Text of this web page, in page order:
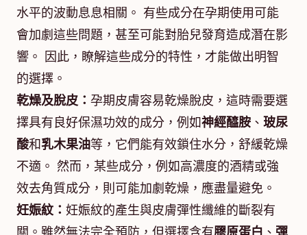
水平的波動息息相關。 有些成分在孕期使用可能
會加劇這些問題，甚至可能對胎兒發育造成潛在影
響。 因此，瞭解這些成分的特性，才能做出明智
的選擇。
乾燥及脫皮： 孕期皮膚容易乾燥脫皮，這時需要選
擇具有良好保濕功效的成分，例如神經醯胺 、 玻尿
酸和乳木果油等，它們能有效鎖住水分，舒緩乾燥
不適。 然而，某些成分，例如高濃度的酒精或強
效去角質成分，則可能加劇乾燥，應盡量避免。
妊娠紋： 妊娠紋的產生與皮膚彈性纖維的斷裂有